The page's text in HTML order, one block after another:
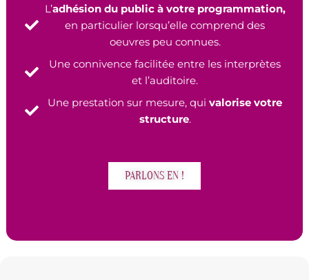
L’adhésion du public à votre programmation,
en particulier lorsqu’elle comprend des
oeuvres peu connues.
Une connivence facilitée entre les interprètes
et l’auditoire.
Une prestation sur mesure, qui valorise votre
structure.
PARLONS EN !